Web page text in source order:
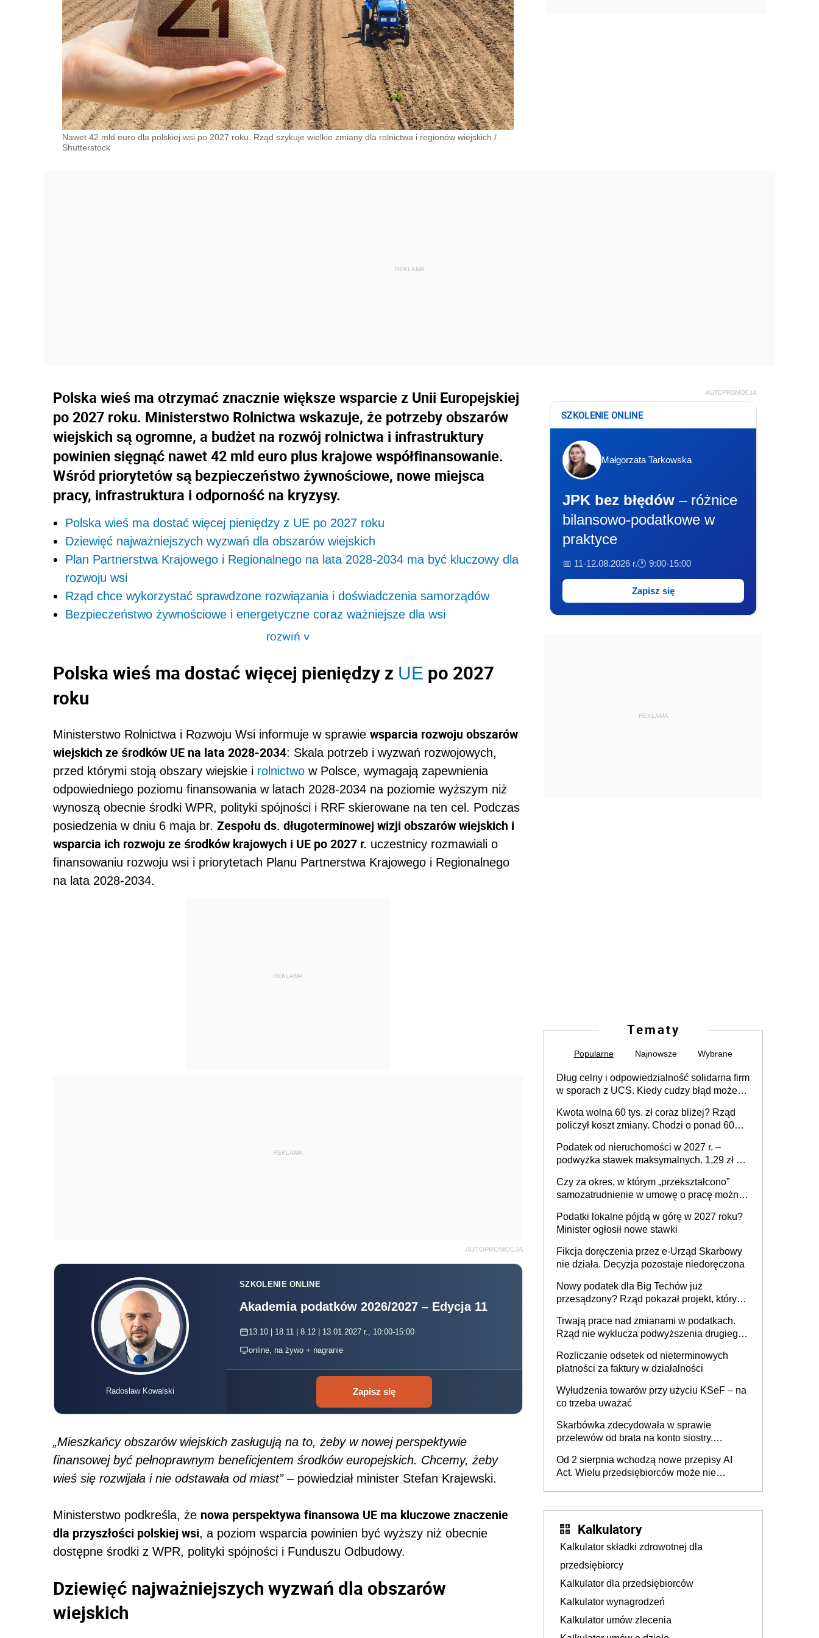
Nawet 42 mld euro dla polskiej wsi po 2027 roku. Rząd szykuje wielkie zmiany dla rolnictwa i regionów wiejskich /
Shutterstock
Polska wieś ma otrzymać znacznie większe wsparcie z Unii Europejskiej
po 2027 roku. Ministerstwo Rolnictwa wskazuje, że potrzeby obszarów
wiejskich są ogromne, a budżet na rozwój rolnictwa i infrastruktury
powinien sięgnąć nawet 42 mld euro plus krajowe współfinansowanie.
Wśród priorytetów są bezpieczeństwo żywnościowe, nowe miejsca
pracy, infrastruktura i odporność na kryzysy.
Polska wieś ma dostać więcej pieniędzy z UE po 2027 roku
Dziewięć najważniejszych wyzwań dla obszarów wiejskich
Plan Partnerstwa Krajowego i Regionalnego na lata 2028-2034 ma być kluczowy dla
rozwoju wsi
Rząd chce wykorzystać sprawdzone rozwiązania i doświadczenia samorządów
Bezpieczeństwo żywnościowe i energetyczne coraz ważniejsze dla wsi
rozwiń>
Polska wieś ma dostać więcej pieniędzy z UE po 2027
roku
Ministerstwo Rolnictwa i Rozwoju Wsi informuje w sprawie wsparcia rozwoju obszarów
wiejskich ze środków UE na lata 2028-2034: Skala potrzeb i wyzwań rozwojowych,
przed którymi stoją obszary wiejskie i rolnictwo w Polsce, wymagają zapewnienia
odpowiedniego poziomu finansowania w latach 2028-2034 na poziomie wyższym niż
wynoszą obecnie środki WPR, polityki spójności i RRF skierowane na ten cel. Podczas
posiedzenia w dniu 6 maja br. Zespołu ds. długoterminowej wizji obszarów wiejskich i
wsparcia ich rozwoju ze środków krajowych i UE po 2027 r. uczestnicy rozmawiali o
finansowaniu rozwoju wsi i priorytetach Planu Partnerstwa Krajowego i Regionalnego
na lata 2028-2034.
REKLAMA
REKLAMA
AUTOPROMOCJA
Radosław Kowalski
SZKOLENIE ONLINE
Akademia podatków 2026/2027 – Edycja 11
13.10 | 18.11 | 8.12 | 13.01.2027 r., 10:00-15:00
online, na żywo + nagranie
Zapisz się
„Mieszkańcy obszarów wiejskich zasługują na to, żeby w nowej perspektywie
finansowej być pełnoprawnym beneficjentem środków europejskich. Chcemy, żeby
wieś się rozwijała i nie odstawała od miast”– powiedział minister Stefan Krajewski.
Ministerstwo podkreśla, że nowa perspektywa finansowa UE ma kluczowe znaczenie
dla przyszłości polskiej wsi, a poziom wsparcia powinien być wyższy niż obecnie
dostępne środki z WPR, polityki spójności i Funduszu Odbudowy.
Dziewięć najważniejszych wyzwań dla obszarów
wiejskich
AUTOPROMOCJA
SZKOLENIE ONLINE
Małgorzata Tarkowska
JPK bez błędów – różnice
bilansowo-podatkowe w
praktyce
📅 11-12.08.2026 r.🕐 9:00-15:00
Zapisz się
REKLAMA
Tematy
Popularne Najnowsze Wybrane
Dług celny i odpowiedzialność solidarna firm
w sporach z UCS. Kiedy cudzy błąd może
Kwota wolna 60 tys. zł coraz bliżej? Rząd
policzył koszt zmiany. Chodzi o ponad 60
Podatek od nieruchomości w 2027 r. –
podwyżka stawek maksymalnych. 1,29 zł za
budynków i lokali związanych z
prowadzeniem działalności gospodarczej
Czy za okres, w którym „przekształcono”
samozatrudnienie w umowę o pracę można
umowy cywilnoprawnej jedynym
racjonalnym wyjściem
Podatki lokalne pójdą w górę w 2027 roku?
Minister ogłosił nowe stawki
Fikcja doręczenia przez e-Urząd Skarbowy
nie działa. Decyzja pozostaje niedoręczona
Nowy podatek dla Big Techów już
przesądzony? Rząd pokazał projekt, który
Trwają prace nad zmianami w podatkach.
Rząd nie wyklucza podwyższenia drugiego
Rozliczanie odsetek od nieterminowych
płatności za faktury w działalności
Wyłudzenia towarów przy użyciu KSeF – na
co trzeba uważać
Skarbówka zdecydowała w sprawie
przelewów od brata na konto siostry.
darowizna, ale podatku jednak nie będzie
Od 2 sierpnia wchodzą nowe przepisy AI
Act. Wielu przedsiębiorców może nie
Kalkulatory
Kalkulator składki zdrowotnej dla
przedsiębiorcy
Kalkulator dla przedsiębiorców
Kalkulator wynagrodzeń
Kalkulator umów zlecenia